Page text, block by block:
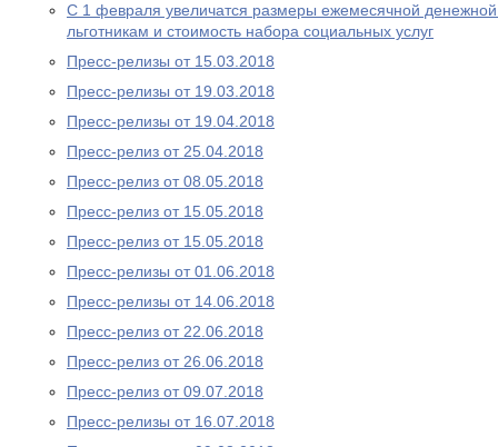
С 1 февраля увеличатся размеры ежемесячной
льготникам и стоимость набора социальных услуг
Пресс-релизы от 15.03.2018
Пресс-релизы от 19.03.2018
Пресс-релизы от 19.04.2018
Пресс-релиз от 25.04.2018
Пресс-релиз от 08.05.2018
Пресс-релиз от 15.05.2018
Пресс-релиз от 15.05.2018
Пресс-релизы от 01.06.2018
Пресс-релизы от 14.06.2018
Пресс-релиз от 22.06.2018
Пресс-релиз от 26.06.2018
Пресс-релиз от 09.07.2018
Пресс-релизы от 16.07.2018